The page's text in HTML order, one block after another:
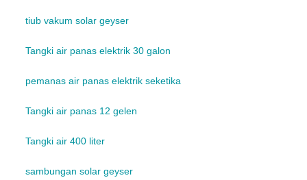
tiub vakum solar geyser
Tangki air panas elektrik 30 galon
pemanas air panas elektrik seketika
Tangki air panas 12 gelen
Tangki air 400 liter
sambungan solar geyser